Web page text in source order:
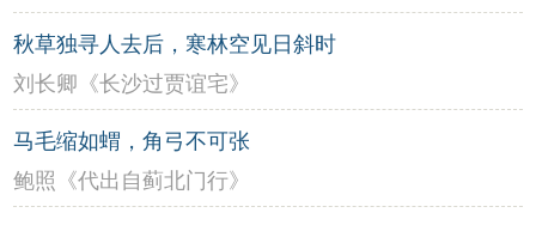
秋草独寻人去后，寒林空见日斜时
刘长卿《长沙过贾谊宅》
马毛缩如蝟，角弓不可张
鲍照《代出自蓟北门行》